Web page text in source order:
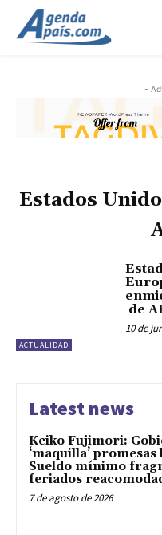
-
Estados
ACTUALIDAD
de
10 de
Latest news
Keiko Fujimori:
‘maquilla’
Sueldo mínimo
feriados
7 de agosto de 2026